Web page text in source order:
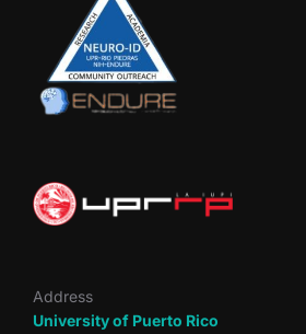
Address
University of Puerto Rico